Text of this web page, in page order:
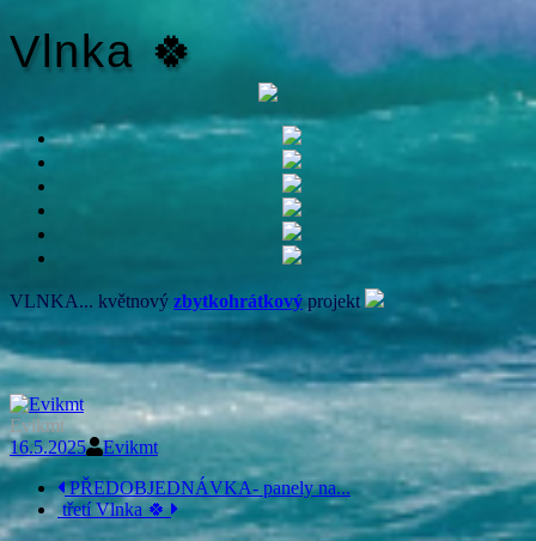
Vlnka 🍀
VLNKA... květnový zbytkohrátkový projekt
Evikmt
16.5.2025
Evikmt
Navigace
příspěvku
PŘEDOBJEDNÁVKA- panely na...
třetí Vlnka 🍀